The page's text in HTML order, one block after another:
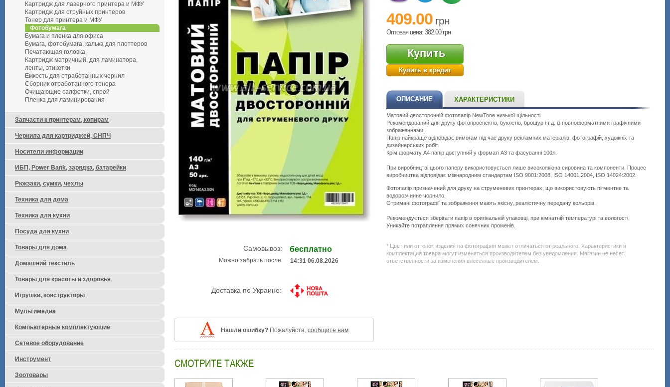
Самовывоз: бесплатно
Можно забрать после: 14:31 06.08.2026
Доставка по Украине:
Нашли ошибку? Пожалуйста, сообщите нам.
409.00 грн
Оптовая цена: 382.00 грн
Купить
Купить в кредит
ОПИСАНИЕ ХАРАКТЕРИСТИКИ
Матовий двосторонній фотопапір NewTone низької щільності
Рекомендований для друку фотопроспектів, буклетів, брошур і т.д. із повноформатними графічними
зображеннями.
Папір найкраще відповідає вимогам під час друку рекламних матеріалів, фотографій, художніх та
дизайнерських робіт.
Крім формату A4 папір доступний у форматі A3 та фасуванні 100л.
При виробництві цього паперу використовується лише високоякісна сировина та компоненти. Процес
виробництва відповідає міжнародним стандартам ISO 9001:2008, ISO 14001:2004, ISO 14024:2002.
Фотопапір призначений для друку на струменевих принтерах, що використовують пігментне та
водорозчинне чорнило.
Отримані фотографії та зображення мають якісну, реалістичну передачу кольорів.
Рекомендується зберігати папір в оригінальній упаковці, при кімнатній температурі та вологості.
Уникайте потрапляння прямих сонячних променів.
rashodnye-
materialy/6008-
fotobumaga/131396-
* Цвет или оттенок изделия на фотографии может отличаться от реального. Характеристики и
комплектация товара могут изменяться производителем без уведомления. Магазин не несет
ответственности за изменения внесенные производителем.
СМОТРИТЕ ТАКЖЕ
Картридж для лазерного принтера и МФУ
Картридж для струйных принтеров
Тонер для принтера и МФУ
Фотобумага
Бумага и пленка для офиса
Бумага, фотобумага, калька для плоттеров
Печатающая головка
Картридж матричный, для ламинатора,
ленты, этикетки
Емкость для отработанных чернил
Сборник отработанного тонера
Очищающие салфетки, спрей
Пленка для ламинирования
Запчасти к принтерам, копирам
Чернила для картриджей, СНПЧ
Носители информации
ИБП, Power Bank, зарядка, батарейки
Рюкзаки, сумки, чехлы
Техника для дома
Техника для кухни
Посуда для кухни
Товары для дома
Домашний текстиль
Товары для красоты и здоровья
Игрушки, конструкторы
Мультимедиа
Компьютерные комплектующие
Сетевое оборудование
Инструмент
Зоотовары